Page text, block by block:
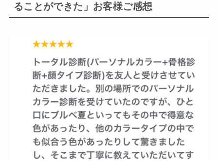
ることができた」お客様ご感想